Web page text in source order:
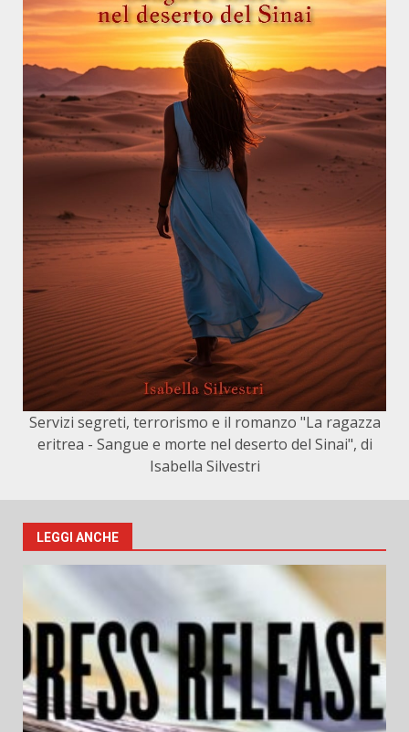
Servizi segreti, terrorismo e il romanzo "La ragazza
eritrea - Sangue e morte nel deserto del Sinai", di
Isabella Silvestri
LEGGI ANCHE